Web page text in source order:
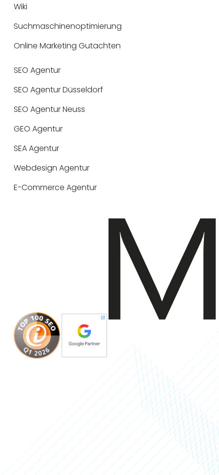
Wiki
Suchmaschinenoptimierung
Online Marketing Gutachten
SEO Agentur
SEO Agentur Düsseldorf
SEO Agentur Neuss
GEO Agentur
SEA Agentur
Webdesign Agentur
E-Commerce Agentur